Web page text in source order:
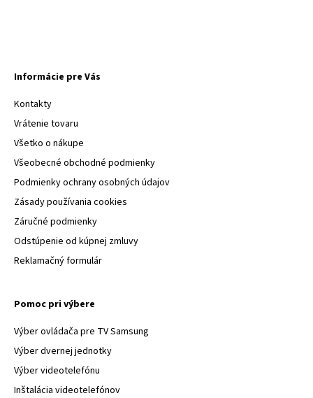
Informácie pre Vás
Kontakty
Vrátenie tovaru
Všetko o nákupe
Všeobecné obchodné podmienky
Podmienky ochrany osobných údajov
Zásady používania cookies
Záručné podmienky
Odstúpenie od kúpnej zmluvy
Reklamačný formulár
Pomoc pri výbere
Výber ovládača pre TV Samsung
Výber dvernej jednotky
Výber videotelefónu
Inštalácia videotelefónov